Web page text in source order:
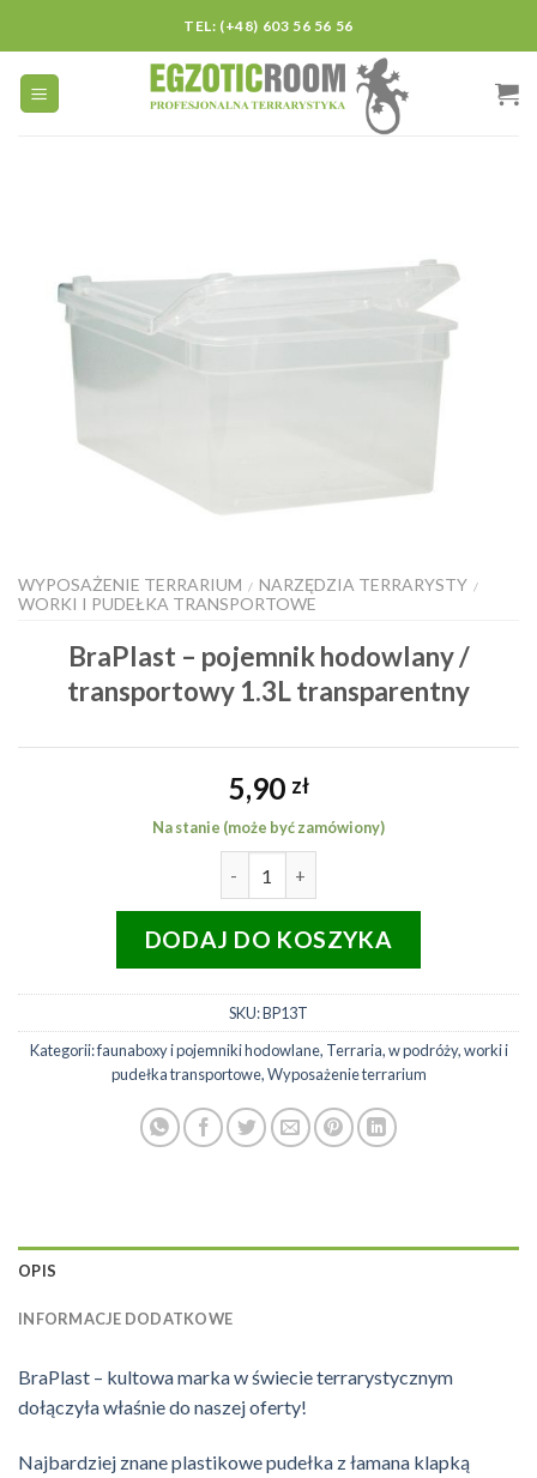
content
TEL: (+48) 603 56 56 56
WYPOSAŻENIE TERRARIUM / NARZĘDZIA TERRARYSTY /
WORKI I PUDEŁKA TRANSPORTOWE
BraPlast – pojemnik hodowlany /
transportowy 1.3L transparentny
5,90 zł
Na stanie (może być zamówiony)
DODAJ DO KOSZYKA
SKU:BP13T
Kategorii:faunaboxy i pojemniki hodowlane, Terraria,w podróży,worki i
pudełka transportowe,Wyposażenie terrarium
OPIS
INFORMACJE DODATKOWE
BraPlast – kultowa marka w świecie terrarystycznym
dołączyła właśnie do naszej oferty!
Najbardziej znane plastikowe pudełka z łamana klapką